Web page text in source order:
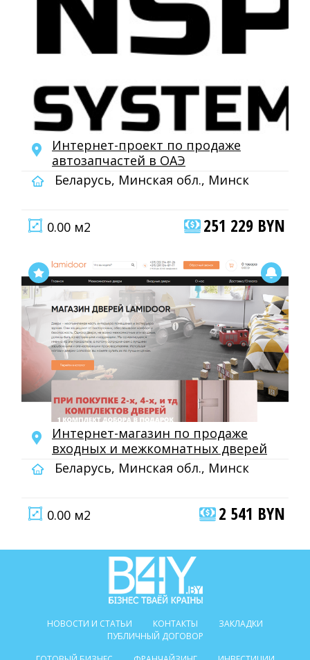
Интернет-проект по продаже
автозапчастей в ОАЭ
Беларусь, Минская обл., Минск
0.00 м2 251 229 BYN
Интернет-магазин по продаже
входных и межкомнатных дверей
Беларусь, Минская обл., Минск
0.00 м2 2 541 BYN
НОВОСТИ И СТАТЬИ КОНТАКТЫ
ЗАКЛАДКИ
ПУБЛИЧНЫЙ ДОГОВОР